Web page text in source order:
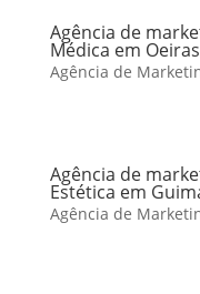
Agência de
Médica em Oeiras
Agência de
Agência de
Estética em
Agência de